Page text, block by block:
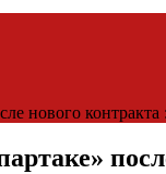
нового